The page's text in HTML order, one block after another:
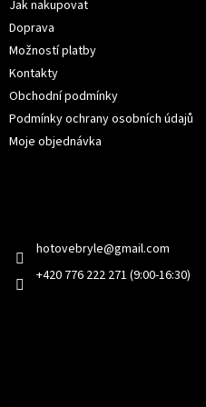
Jak nakupovat
Doprava
Možností platby
Kontakty
Obchodní podmínky
Podmínky ochrany osobních údajů
Moje objednávka
hotovebryle@gmail.com
+420 776 222 271 (9:00-16:30)